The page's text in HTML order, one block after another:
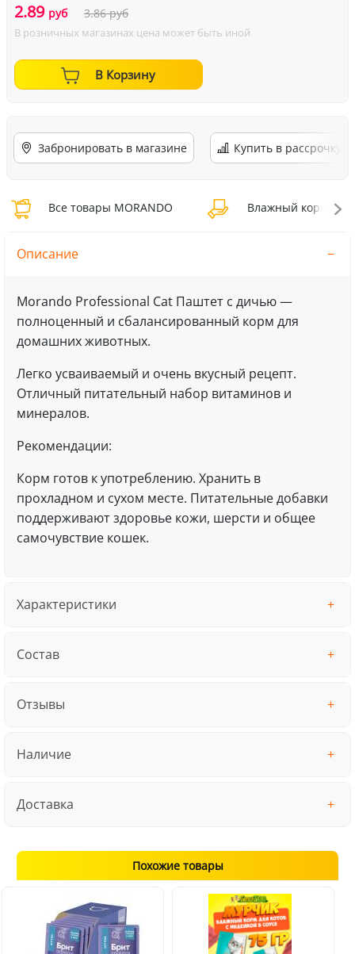
2.89 руб 3.86руб
В розничных магазинах цена может быть иной
В Корзину
Забронировать в магазине Купить в рассрочку
Все товары MORANDO Влажный корм
Описание
Morando Professional Сat Паштет с дичью —
полноценный и сбалансированный корм для
домашних животных.
Легко усваиваемый и очень вкусный рецепт.
Отличный питательный набор витаминов и
минералов.
Рекомендации:
Корм готов к употреблению. Хранить в
прохладном и сухом месте. Питательные добавки
поддерживают здоровье кожи, шерсти и общее
самочувствие кошек.
Характеристики
Состав
Отзывы
Наличие
Доставка
Похожие товары